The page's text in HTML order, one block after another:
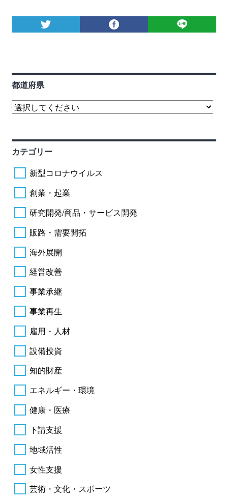
都道府県
カテゴリー
新型コロナウイルス
創業・起業
研究開発/商品・サービス開発
販路・需要開拓
海外展開
経営改善
事業承継
事業再生
雇用・人材
設備投資
知的財産
エネルギー・環境
健康・医療
下請支援
地域活性
女性支援
芸術・文化・スポーツ